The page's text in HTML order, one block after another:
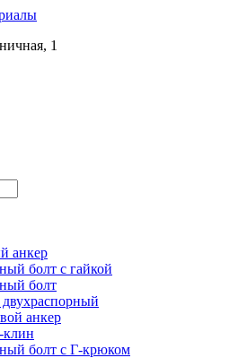
1
анкер
болт с гайкой
болт
анкер
клин
болт с Г-крюком